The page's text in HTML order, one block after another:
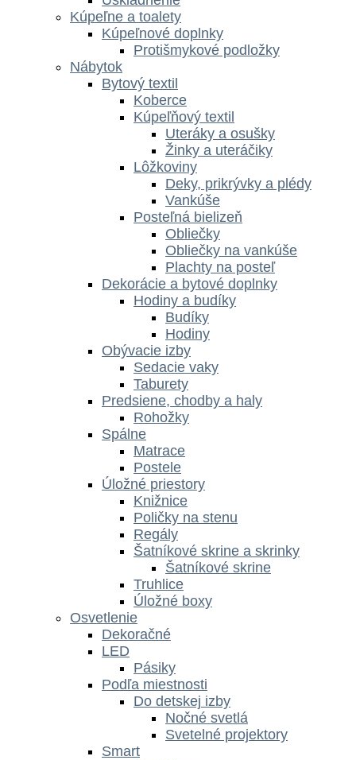
Kúpeľne a toalety
Kúpeľnové doplnky
Protišmykové podložky
Nábytok
Bytový textil
Koberce
Kúpeľňový textil
Uteráky a osušky
Žinky a uteráčiky
Lôžkoviny
Deky, prikrývky a plédy
Vankúše
Posteľná bielizeň
Obliečky
Obliečky na vankúše
Plachty na posteľ
Dekorácie a bytové doplnky
Hodiny a budíky
Budíky
Hodiny
Obývacie izby
Sedacie vaky
Taburety
Predsiene, chodby a haly
Rohožky
Spálne
Matrace
Postele
Úložné priestory
Knižnice
Poličky na stenu
Regály
Šatníkové skrine a skrinky
Šatníkové skrine
Truhlice
Úložné boxy
Osvetlenie
Dekoračné
LED
Pásiky
Podľa miestnosti
Do detskej izby
Nočné svetlá
Svetelné projektory
Smart